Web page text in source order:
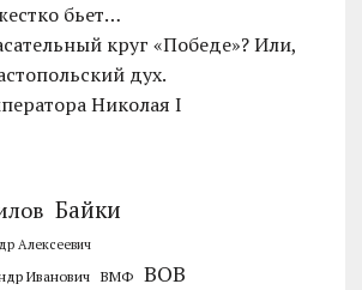
бьет…
круг «Победе»? Или,
дух.
Николая I
Байки
Алексеевич
Иванович ВМФ ВОВ